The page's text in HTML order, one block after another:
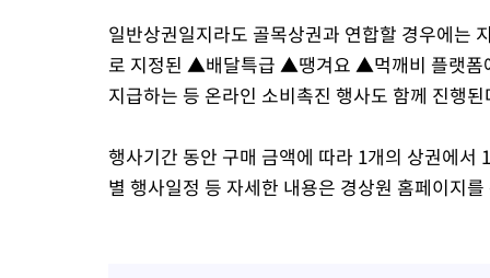
일반상권일지라도 골목상권과 연합할 경우에는
로 지정된 ▲배달특급 ▲땡겨요 ▲먹깨비 플랫폼
지급하는 등 온라인 소비촉진 행사도 함께 진행
행사기간 동안 구매 금액에 따라 1개의 상권에
별 행사일정 등 자세한 내용은 경상원 홈페이지